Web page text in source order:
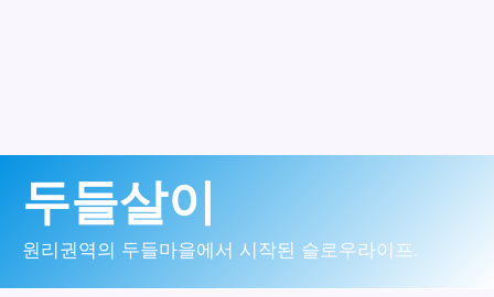
로
두들살이
원리권역의 두들마을에서 시작된 슬로우라이프.